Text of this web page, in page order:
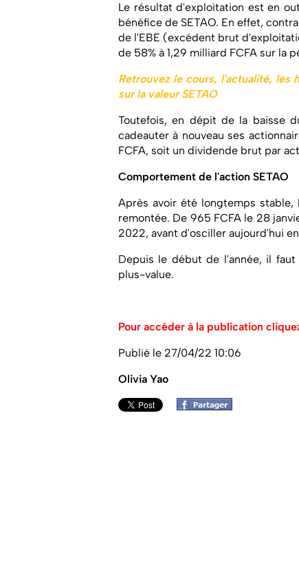
Le résultat d'exploitation est en
bénéfice de SETAO. En effet,
de l'EBE (excédent brut
de 58% à 1,29 milliard FCFA sur la
Retrouvez le cours, l'actualité, les
sur la valeur SETAO
Toutefois, en dépit de la baisse
cadeauter à nouveau ses
FCFA, soit un dividende brut par
Comportement de l'action SETAO
Après avoir été longtemps stable,
remontée. De 965 FCFA le 28
2022, avant d'osciller aujourd'hui
Depuis le début de l'année, il
plus-value.
Pour accéder à la publication
Publié le 27/04/22 10:06
Olivia Yao